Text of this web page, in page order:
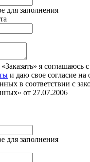
для заполнения
я соглашаюсь
и даю свое согласие на
в соответствии с
от 27.07.2006
для заполнения